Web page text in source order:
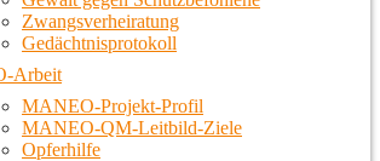
Zwangsverheiratung
Gedächtnisprotokoll
Arbeit
MANEO-Projekt-Profil
MANEO-QM-Leitbild-Ziele
Opferhilfe